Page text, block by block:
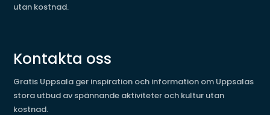
utan kostnad.
Kontakta oss
Gratis Uppsala ger inspiration och information om Uppsalas
stora utbud av spännande aktiviteter och kultur utan
kostnad.